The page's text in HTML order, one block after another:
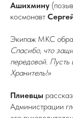
Ашихмину
космонавт
Экипаж МКС
Спасибо, что
передовой. Пусть
Хранитель!»
Плиевцы
Администрации